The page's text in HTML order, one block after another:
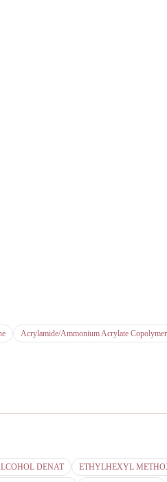
Acrylamide/Ammonium Acrylate Copolymer
DENAT
ETHYLHEXYL